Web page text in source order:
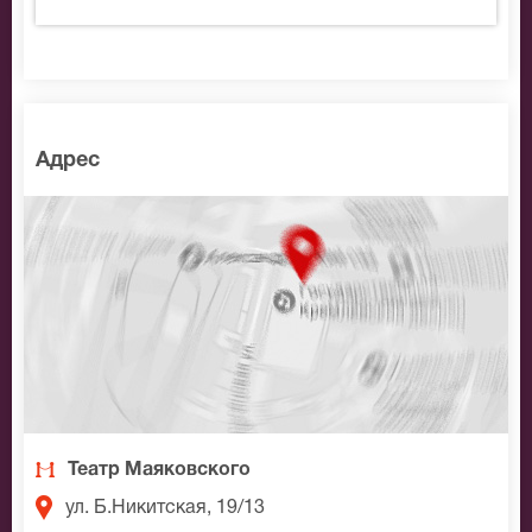
Адрес
Театр Маяковского
ул. Б.Никитская, 19/13